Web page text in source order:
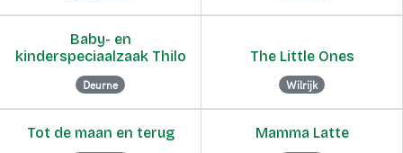
Baby- en
kinderspeciaalzaak Thilo
Deurne
The Little Ones
Wilrijk
Tot de maan en terug Mamma Latte